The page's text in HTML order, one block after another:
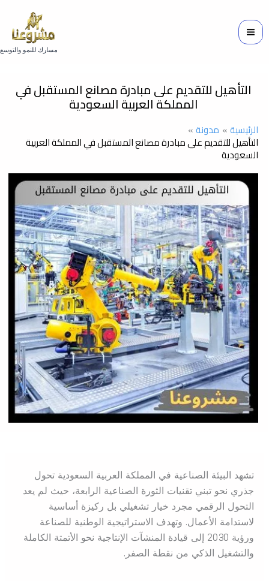
مسارك للنمو والتوسع
التأهيل للتقديم على مبادرة مصانع المستقبل في
المملكة العربية السعودية
الرئيسية مدونة
التأهيل للتقديم على مبادرة مصانع المستقبل في المملكة العربية
السعودية
تشهد البيئة الصناعية في المملكة العربية السعودية تحول
جذري نحو تبني تقنيات الثورة الصناعية الرابعة، حيث لم يعد
التحول الرقمي مجرد خيار تشغيلي بل ركيزة أساسية
لاستدامة الأعمال. وتهدف الاستراتيجية الوطنية للصناعة
ورؤية 2030 إلى قيادة المنشآت الإنتاجية نحو الأتمتة الكاملة
والتشغيل الذكي من نقطة الصفر.